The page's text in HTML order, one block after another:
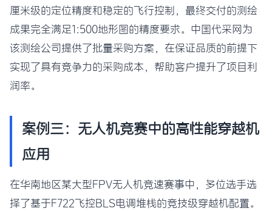
厘米级的定位精度和稳定的飞行控制，最终交付的测绘
成果完全满足1:500地形图的精度要求。中国代采网为
该测绘公司提供了批量采购方案，在保证品质的前提下
实现了具有竞争力的采购成本，帮助客户提升了项目利
润率。
案例三：无人机竞赛中的高性能穿越机
应用
在华南地区某大型FPV无人机竞速赛事中，多位选手选
择了基于F722飞控BLS电调堆栈的竞技级穿越机配置。